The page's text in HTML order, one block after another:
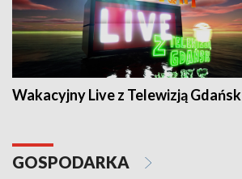
Wakacyjny Live z Telewizją Gdańsk
GOSPODARKA